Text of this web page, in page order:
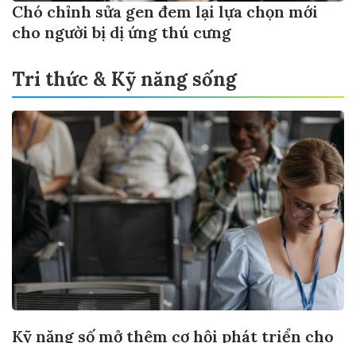
Chó chỉnh sửa gen đem lại lựa chọn mới
cho người bị dị ứng thú cưng
Tri thức & Kỹ năng sống
Kỹ năng số mở thêm cơ hội phát triển cho